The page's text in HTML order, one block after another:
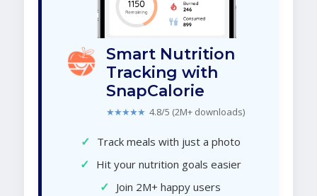
Smart Nutrition
Tracking with
SnapCalorie
★★★★★ 4.8/5 (2M+ downloads)
✓ Track meals with just a photo
✓ Hit your nutrition goals easier
✓ Join 2M+ happy users